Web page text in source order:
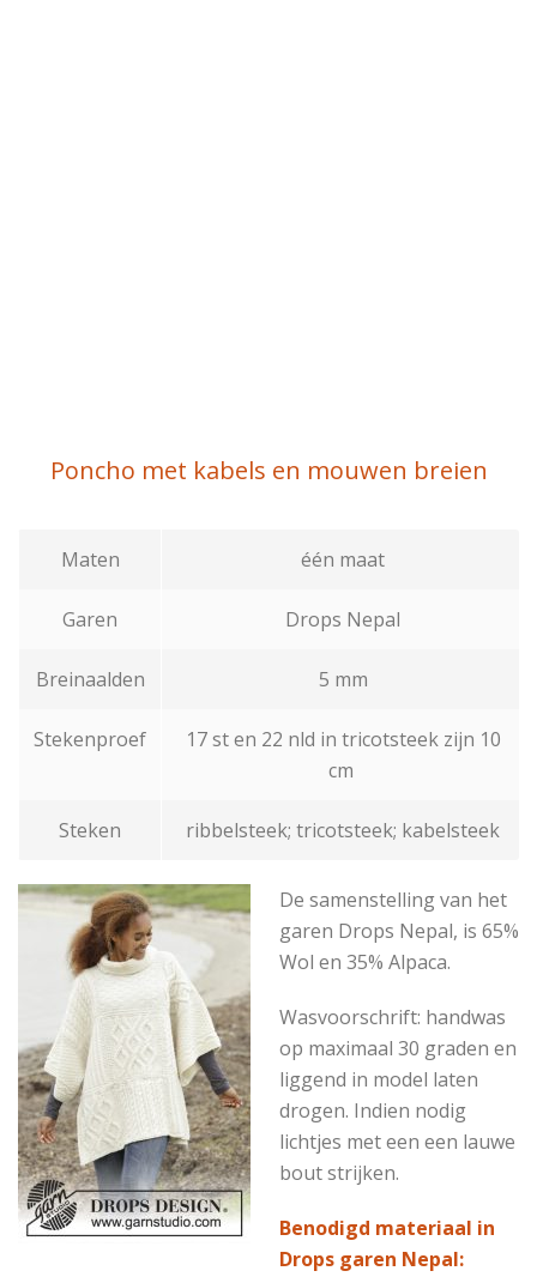
Poncho met kabels en mouwen breien
Maten één maat
Garen Drops Nepal
Breinaalden 5 mm
Stekenproef
17 st en 22 nld in tricotsteek zijn 10
cm
Steken ribbelsteek; tricotsteek; kabelsteek
De samenstelling van het
garen Drops Nepal, is 65%
Wol en 35% Alpaca.
Wasvoorschrift: handwas
op maximaal 30 graden en
liggend in model laten
drogen. Indien nodig
lichtjes met een een lauwe
bout strijken.
Benodigd materiaal in
Drops garen Nepal: